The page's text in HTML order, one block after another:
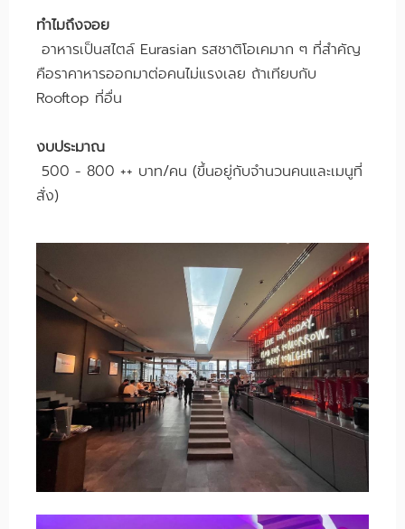
ทำไมถึงจอย
อาหารเป็นสไตล์ Eurasian รสชาติโอเคมาก ๆ ที่สำคัญ
คือราคาหารออกมาต่อคนไม่แรงเลย ถ้าเทียบกับ
Rooftop ที่อื่น
งบประมาณ
500 - 800 ++ บาท/คน (ขึ้นอยู่กับจำนวนคนและเมนูที่
สั่ง)